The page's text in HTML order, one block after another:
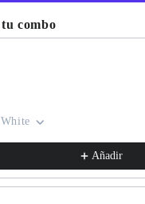
combo
and Next buttons to
Añadir